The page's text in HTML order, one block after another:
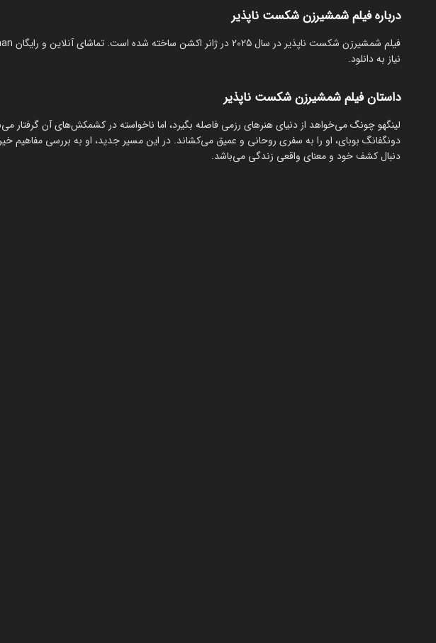
درباره فیلم شمشیرزن شکست ناپذیر
نیاز به دانلود.
داستان فیلم شمشیرزن شکست ناپذیر
لینگهو چونگ می‌خواهد از دنیای هنرهای رزمی فاصله بگیرد، اما ناخواسته در کشمکش‌های آن گرفتار
دونگفانگ بوبای، او را به سفری روحانی و عمیق می‌کشاند. در این مسیر جدید، او به بررسی مفاهیم
دنبال کشف خود و معنای واقعی زندگی می‌باشد.